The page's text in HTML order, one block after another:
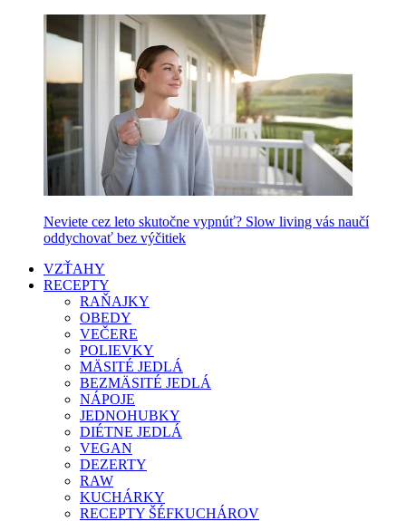
Neviete cez leto skutočne vypnúť? Slow living vás naučí
oddychovať bez výčitiek
VZŤAHY
RECEPTY
RAŇAJKY
OBEDY
VEČERE
POLIEVKY
MÄSITÉ JEDLÁ
BEZMÄSITÉ JEDLÁ
NÁPOJE
JEDNOHUBKY
DIÉTNE JEDLÁ
VEGAN
DEZERTY
RAW
KUCHÁRKY
RECEPTY ŠÉFKUCHÁROV